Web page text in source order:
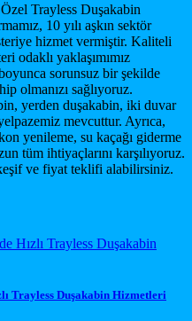
Trayless Duşakabin
10 yılı aşkın sektör
hizmet vermiştir. Kaliteli
odaklı yaklaşımımız
sorunsuz bir şekilde
olmanızı sağlıyoruz.
yerden duşakabin, iki duvar
mevcuttur. Ayrıca,
yenileme, su kaçağı giderme
tüm ihtiyaçlarını karşılıyoruz.
ve fiyat teklifi alabilirsiniz.
Trayless Duşakabin Hizmetleri